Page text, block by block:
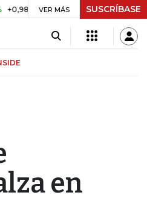
UVR $ 416,86 +$ 0,05 +0,01%
VER MÁS SUSCRÍBASE
en